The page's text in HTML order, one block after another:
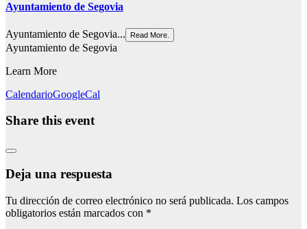
Ayuntamiento de Segovia
Ayuntamiento de Segovia... Read More.
Ayuntamiento de Segovia
Learn More
CalendarioGoogleCal
Share this event
Deja una respuesta
Tu dirección de correo electrónico no será publicada. Los campos
obligatorios están marcados con *